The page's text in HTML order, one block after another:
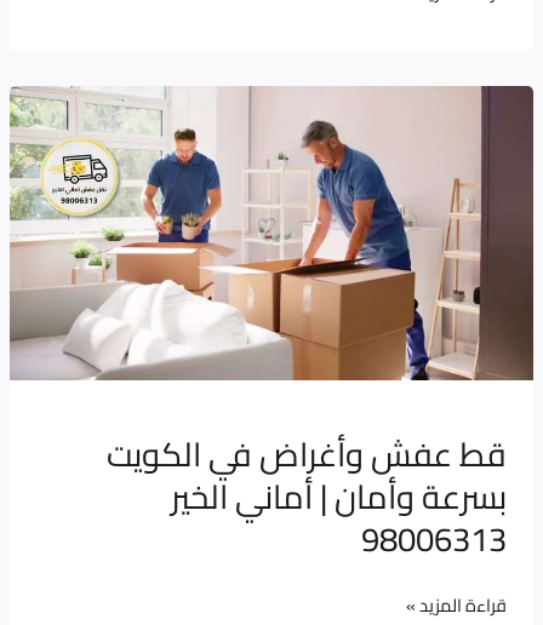
قط عفش وأغراض في الكويت
بسرعة وأمان | أماني الخير
98006313
وأغراض
الكويت
بسرعة
وأمان
أماني
98006313
قراءة المزيد »